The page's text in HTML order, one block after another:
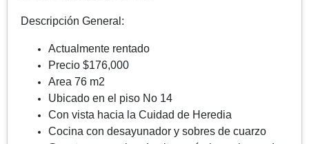
Descripción General:
Actualmente rentado
Precio $176,000
Area 76 m2
Ubicado en el piso No 14
Con vista hacia la Cuidad de Heredia
Cocina con desayunador y sobres de cuarzo